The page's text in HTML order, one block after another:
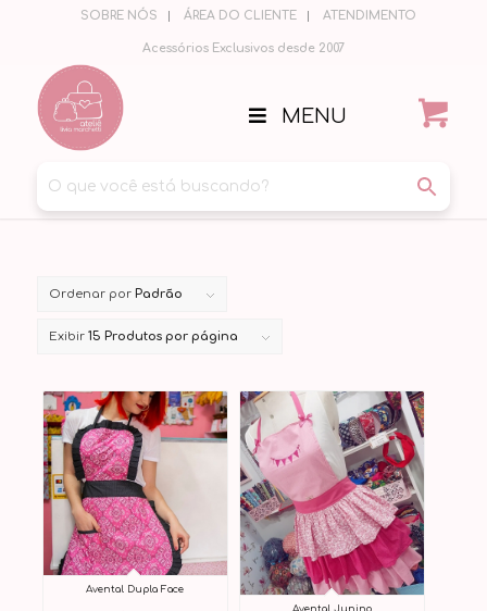
SOBRE NÓS ÁREA DO CLIENTE ATENDIMENTO
Acessórios Exclusivos desde 2007
MENU
Ordenar por Padrão
Exibir 15 Produtos por página
Avental Dupla Face
Avental Junino